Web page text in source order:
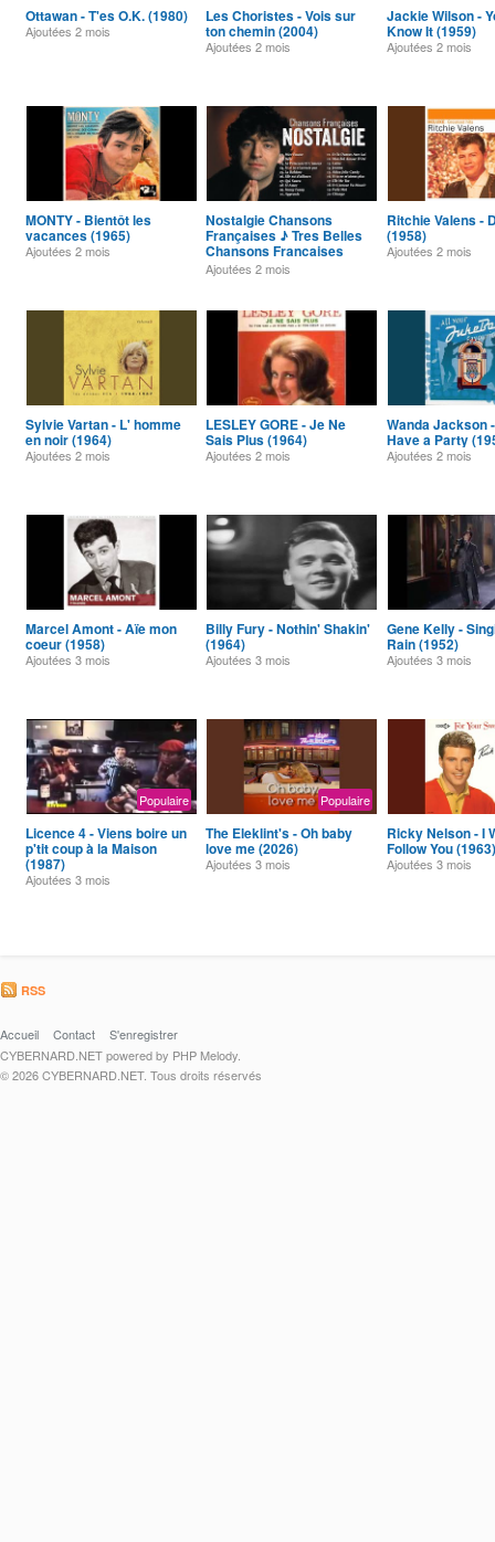
Ottawan - T'es O.K. (1980)
Ajoutées 2 mois
Les Choristes - Vois sur
ton chemin (2004)
Ajoutées2 mois
Jackie Wilson -
Know It (1959)
Ajoutées 2 mois
MONTY - Bientôt les
vacances (1965)
Ajoutées 2 mois
Nostalgie Chansons
Françaises ♪ Tres Belles
Chansons Francaises
Année 70 80
Ajoutées2 mois
Ritchie Valens -
(1958)
Ajoutées 2 mois
Sylvie Vartan - L' homme
en noir (1964)
Ajoutées 2 mois
LESLEY GORE - Je Ne
Sais Plus (1964)
Ajoutées2 mois
Wanda Jackson
Have a Party
Ajoutées 2 mois
Marcel Amont - Aïe mon
coeur (1958)
Ajoutées 3 mois
Billy Fury - Nothin' Shakin'
(1964)
Ajoutées3 mois
Gene Kelly -
Rain (1952)
Ajoutées 3 mois
Populaire
Licence 4 - Viens boire un
p'tit coup à la Maison
(1987)
Ajoutées 3 mois
Populaire
The Eleklint's - Oh baby
love me (2026)
Ajoutées3 mois
Ricky Nelson - I
Follow You (1963)
Ajoutées 3 mois
RSS
Accueil Contact
S'enregistrer
CYBERNARD.NET powered by PHP Melody.
© 2026 CYBERNARD.NET. Tous droits réservés